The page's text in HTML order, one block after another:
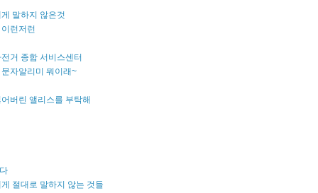
말하지 않은것
런저런
거 종합 서비스센터
자알리미 뭐이래~
버린 앨리스를 부탁해
절대로 말하지 않는 것들